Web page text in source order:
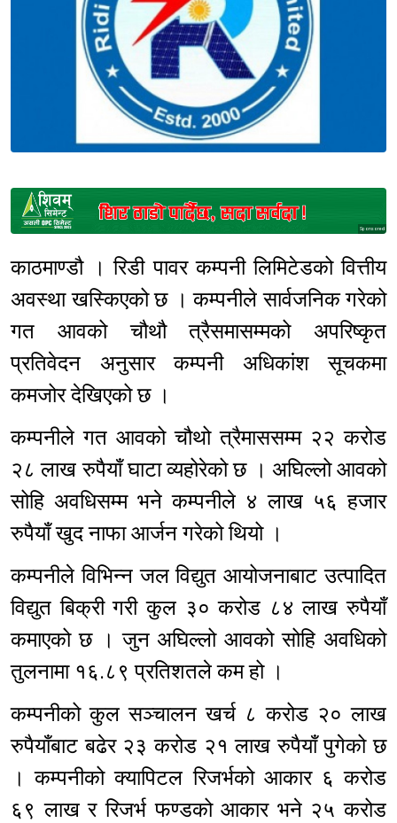
Sponsored
काठमाण्डौ । रिडी पावर कम्पनी लिमिटेडको वित्तीय
अवस्था खस्किएको छ । कम्पनीले सार्वजनिक गरेको
गत आवको चौथौ त्रैसमासम्मको अपरिष्कृत
प्रतिवेदन अनुसार कम्पनी अधिकांश सूचकमा
कमजोर देखिएको छ ।
कम्पनीले गत आवको चौथो त्रैमाससम्म २२ करोड
२८ लाख रुपैयाँ घाटा व्यहोरेको छ । अघिल्लो आवको
सोहि अवधिसम्म भने कम्पनीले ४ लाख ५६ हजार
रुपैयाँ खुद नाफा आर्जन गरेको थियो ।
कम्पनीले विभिन्न जल विद्युत आयोजनाबाट उत्पादित
विद्युत बिक्री गरी कुल ३० करोड ८४ लाख रुपैयाँ
कमाएको छ । जुन अघिल्लो आवको सोहि अवधिको
तुलनामा १६.८९ प्रतिशतले कम हो ।
कम्पनीको कुल सञ्चालन खर्च ८ करोड २० लाख
रुपैयाँबाट बढेर २३ करोड २१ लाख रुपैयाँ पुगेको छ
। कम्पनीको क्यापिटल रिजर्भको आकार ६ करोड
६९ लाख र रिजर्भ फण्डको आकार भने २५ करोड